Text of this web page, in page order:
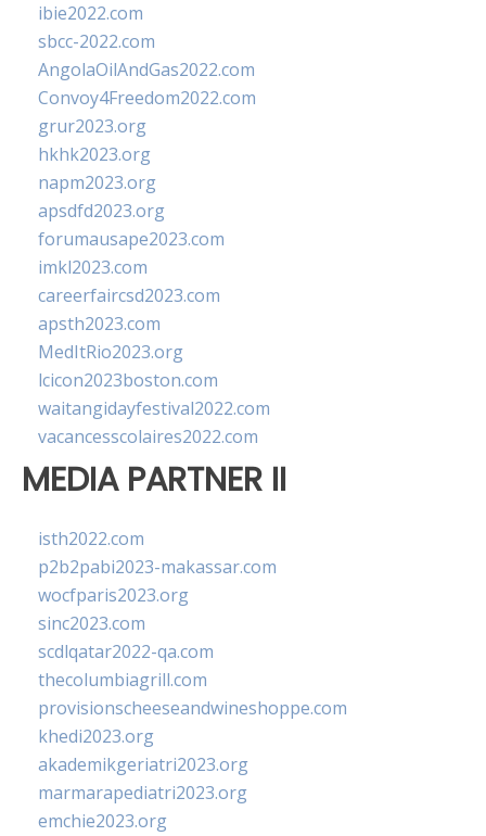
ibie2022.com
sbcc-2022.com
AngolaOilAndGas2022.com
Convoy4Freedom2022.com
grur2023.org
hkhk2023.org
napm2023.org
apsdfd2023.org
forumausape2023.com
imkl2023.com
careerfaircsd2023.com
apsth2023.com
MedItRio2023.org
lcicon2023boston.com
waitangidayfestival2022.com
vacancesscolaires2022.com
MEDIA PARTNER II
isth2022.com
p2b2pabi2023-makassar.com
wocfparis2023.org
sinc2023.com
scdlqatar2022-qa.com
thecolumbiagrill.com
provisionscheeseandwineshoppe.com
khedi2023.org
akademikgeriatri2023.org
marmarapediatri2023.org
emchie2023.org